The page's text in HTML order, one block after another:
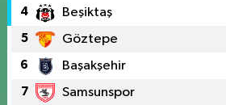
4 Beşiktaş
5 Göztepe
6 Başakşehir
7 Samsunspor